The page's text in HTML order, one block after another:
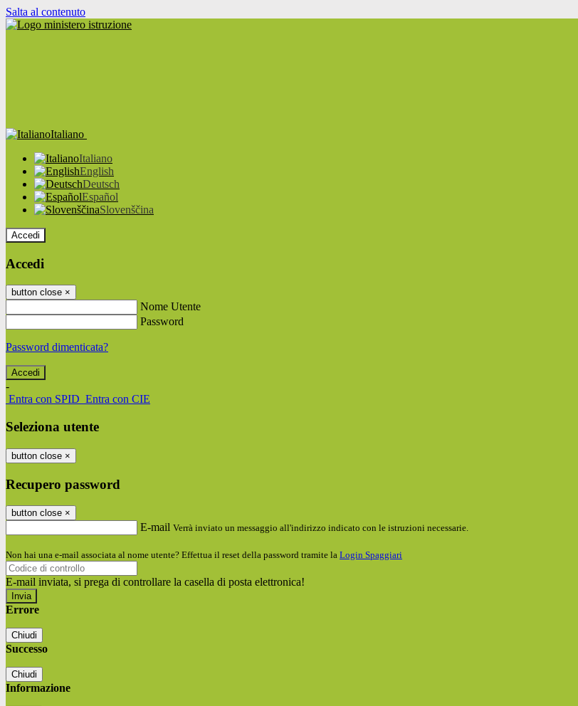
Salta al contenuto
Italiano
Italiano
English
Deutsch
Español
Slovenščina
Accedi
Accedi
button close ×
Nome Utente
Password
Password dimenticata?
-
Entra con SPID Entra con CIE
Seleziona utente
button close ×
Recupero password
button close ×
E-mail Verrà inviato un messaggio all'indirizzo indicato con le istruzioni necessarie.
Non hai una e-mail associata al nome utente? Effettua il reset della password tramite la Login Spaggiari
E-mail inviata, si prega di controllare la casella di posta elettronica!
Errore
Chiudi
Successo
Chiudi
Informazione